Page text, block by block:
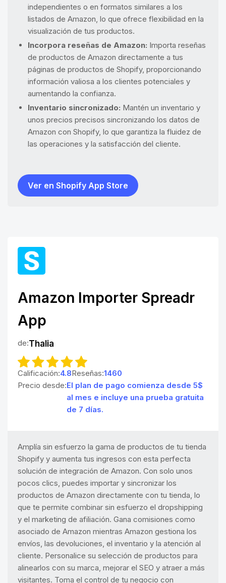
independientes o en formatos similares a los
listados de Amazon, lo que ofrece flexibilidad en la
visualización de tus productos.
Incorpora reseñas de Amazon: Importa reseñas
de productos de Amazon directamente a tus
páginas de productos de Shopify, proporcionando
información valiosa a los clientes potenciales y
aumentando la confianza.
Inventario sincronizado: Mantén un inventario y
unos precios precisos sincronizando los datos de
Amazon con Shopify, lo que garantiza la fluidez de
las operaciones y la satisfacción del cliente.
Ver en Shopify App Store
Amazon Importer Spreadr
App
de:Thalia
Calificación:4.8Reseñas:1460
Precio desde:El plan de pago comienza desde 5$
al mes e incluye una prueba gratuita
de 7 días.
Amplía sin esfuerzo la gama de productos de tu tienda
Shopify y aumenta tus ingresos con esta perfecta
solución de integración de Amazon. Con solo unos
pocos clics, puedes importar y sincronizar los
productos de Amazon directamente con tu tienda, lo
que te permite combinar sin esfuerzo el dropshipping
y el marketing de afiliación. Gana comisiones como
asociado de Amazon mientras Amazon gestiona los
envíos, las devoluciones, el inventario y la atención al
cliente. Personalice su selección de productos para
alinearlos con su marca, mejorar el SEO y atraer a más
visitantes. Toma el control de tu negocio con